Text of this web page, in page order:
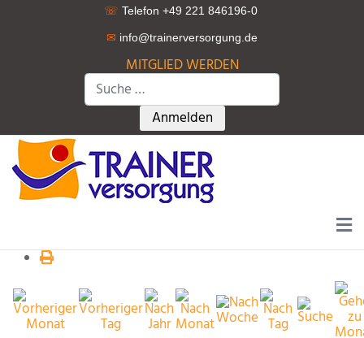
☏ Telefon +49 221 846196-0
✉ info@trainerversorgung.de
MITGLIED WERDEN
Suchen
Type 2 or more characters for
Anmelden